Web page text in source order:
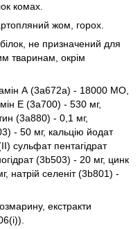
комах.
жом, горох.
не призначений для
тваринам, окрім
А (3a672a) - 18000 МО,
Е (3a700) - 530 мг,
(3a880) - 0,1 мг,
- 50 мг, кальцію йодат
сульфат пентагідрат
(3b503) - 20 мг, цинк
натрій селеніт (3b801) -
екстракти